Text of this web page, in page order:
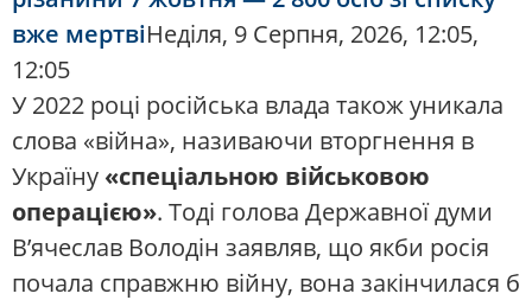
вже мертвіНеділя, 9 Серпня, 2026, 12:05,
12:05
У 2022 році російська влада також уникала
слова «війна», називаючи вторгнення в
Україну «спеціальною військовою
операцією». Тоді голова Державної думи
В’ячеслав Володін заявляв, що якби росія
почала справжню війну, вона закінчилася б